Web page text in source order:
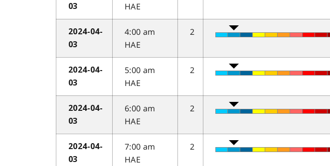
03
HAE
2024-04-
03
4:00 am
HAE
2
2024-04-
03
5:00 am
HAE
2
2024-04-
03
6:00 am
HAE
2
2024-04-
03
7:00 am
HAE
2